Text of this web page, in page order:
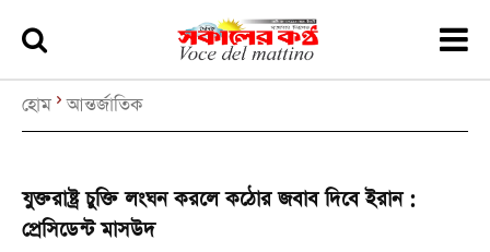
হোম আন্তর্জাতিক
যুক্তরাষ্ট্র চুক্তি লংঘন করলে কঠোর জবাব দিবে ইরান :
প্রেসিডেন্ট মাসউদ